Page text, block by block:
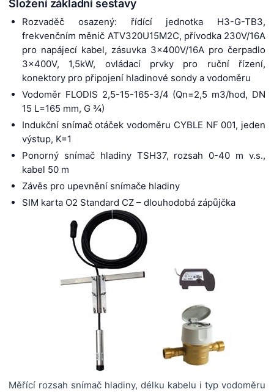
Složení základní sestavy
Rozvaděč osazený: řídící jednotka H3-G-TB3,
frekvenčním měnič ATV320U15M2C, přívodka 230V/16A
pro napájecí kabel, zásuvka 3x400V/16A pro čerpadlo
3x400V, 1,5kW, ovládací prvky pro ruční řízení,
konektory pro připojení hladinové sondy a vodoměru
Vodoměr FLODIS 2,5-15-165-3/4 (Qn=2,5 m3/hod, DN
15 L=165 mm, G ¾)
Indukční snímač otáček vodoměru CYBLE NF 001, jeden
výstup, K=1
Ponorný snímač hladiny TSH37, rozsah 0-40 m v.s.,
kabel 50 m
Závěs pro upevnění snímače hladiny
SIM karta O2 Standard CZ – dlouhodobá zápůjčka
Měřící rozsah snímač hladiny, délku kabelu i typ vodoměru